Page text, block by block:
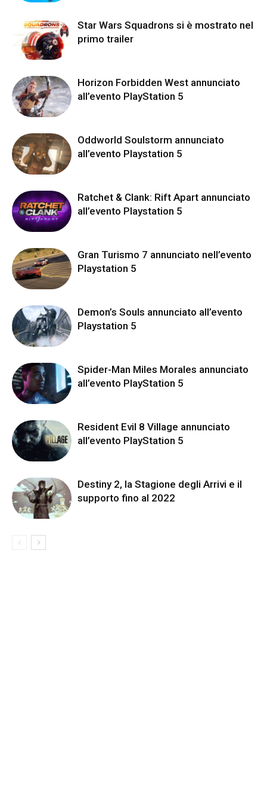
Star Wars Squadrons si è mostrato nel
primo trailer
Horizon Forbidden West annunciato
all’evento PlayStation 5
Oddworld Soulstorm annunciato
all’evento Playstation 5
Ratchet & Clank: Rift Apart annunciato
all’evento Playstation 5
Gran Turismo 7 annunciato nell’evento
Playstation 5
Demon’s Souls annunciato all’evento
Playstation 5
Spider-Man Miles Morales annunciato
all’evento PlayStation 5
Resident Evil 8 Village annunciato
all’evento PlayStation 5
Destiny 2, la Stagione degli Arrivi e il
supporto fino al 2022